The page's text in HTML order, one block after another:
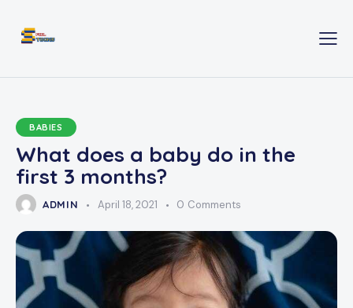
BABIES
What does a baby do in the
first 3 months?
ADMIN April 18, 2021 0 Comments